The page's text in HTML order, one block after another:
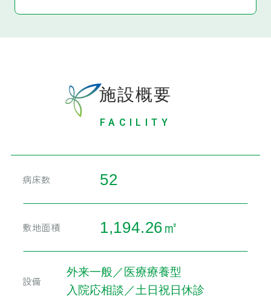
施設概要
FACILITY
病床数 52
敷地面積 1,194.26㎡
設備
外来一般／医療療養型
入院応相談／土日祝日休診